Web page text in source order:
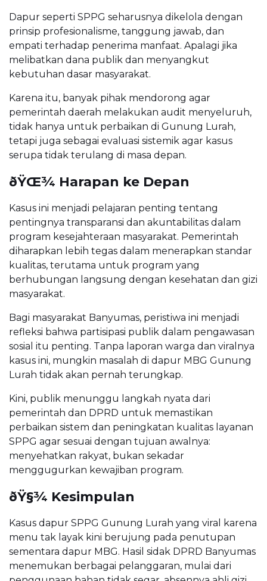
Dapur seperti SPPG seharusnya dikelola dengan
prinsip profesionalisme, tanggung jawab, dan
empati terhadap penerima manfaat. Apalagi jika
melibatkan dana publik dan menyangkut
kebutuhan dasar masyarakat.
Karena itu, banyak pihak mendorong agar
pemerintah daerah melakukan audit menyeluruh,
tidak hanya untuk perbaikan di Gunung Lurah,
tetapi juga sebagai evaluasi sistemik agar kasus
serupa tidak terulang di masa depan.
ðŸŒ¾ Harapan ke Depan
Kasus ini menjadi pelajaran penting tentang
pentingnya transparansi dan akuntabilitas dalam
program kesejahteraan masyarakat. Pemerintah
diharapkan lebih tegas dalam menerapkan standar
kualitas, terutama untuk program yang
berhubungan langsung dengan kesehatan dan gizi
masyarakat.
Bagi masyarakat Banyumas, peristiwa ini menjadi
refleksi bahwa partisipasi publik dalam pengawasan
sosial itu penting. Tanpa laporan warga dan viralnya
kasus ini, mungkin masalah di dapur MBG Gunung
Lurah tidak akan pernah terungkap.
Kini, publik menunggu langkah nyata dari
pemerintah dan DPRD untuk memastikan
perbaikan sistem dan peningkatan kualitas layanan
SPPG agar sesuai dengan tujuan awalnya:
menyehatkan rakyat, bukan sekadar
menggugurkan kewajiban program.
ðŸ§¾ Kesimpulan
Kasus dapur SPPG Gunung Lurah yang viral karena
menu tak layak kini berujung pada penutupan
sementara dapur MBG. Hasil sidak DPRD Banyumas
menemukan berbagai pelanggaran, mulai dari